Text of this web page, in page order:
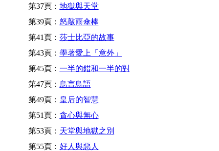
第37頁： 地獄與天堂
第39頁： 怒敲雨傘棒
第41頁： 莎士比亞的故事
第43頁： 學著愛上「意外」
第45頁： 一半的錯和一半的對
第47頁： 鳥言鳥語
第49頁： 皇后的智慧
第51頁： 貪心與無心
第53頁： 天堂與地獄之別
第55頁： 好人與惡人